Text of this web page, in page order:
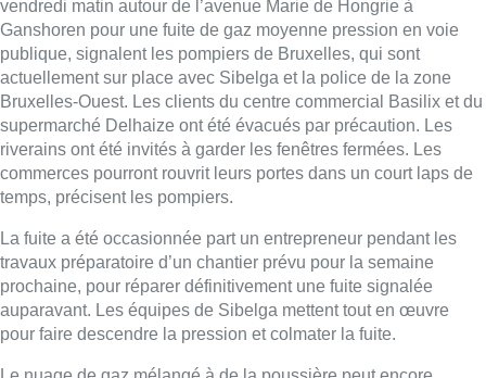
auparavant. Les équipes de Sibelga mettent tout en œuvre
pour faire descendre la pression et colmater la fuite.
Le nuage de gaz mélangé à de la poussière peut encore
provoquer des nuisances olfactives pendant plusieurs heures.
Lire aussi :
ce week-end: “Une moto a été
flashée à 121 km/h sur l’avenue de
Tervuren”